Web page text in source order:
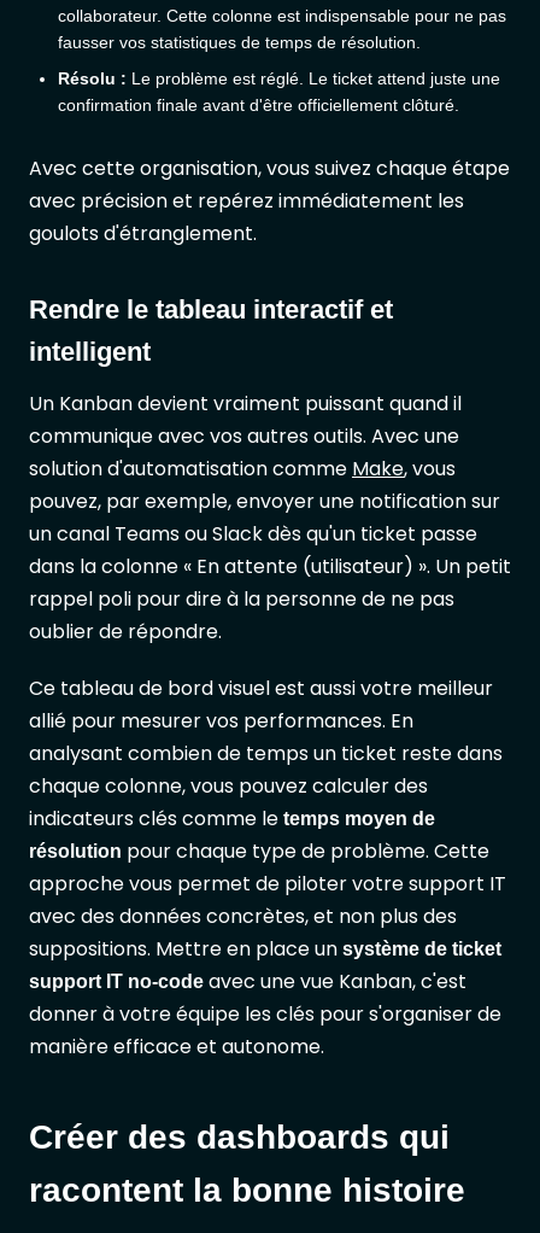
collaborateur. Cette colonne est indispensable pour ne pas
fausser vos statistiques de temps de résolution.
Résolu : Le problème est réglé. Le ticket attend juste une
confirmation finale avant d'être officiellement clôturé.
Avec cette organisation, vous suivez chaque étape
avec précision et repérez immédiatement les
goulots d'étranglement.
Rendre le tableau interactif et
intelligent
Un Kanban devient vraiment puissant quand il
communique avec vos autres outils. Avec une
solution d'automatisation comme Make, vous
pouvez, par exemple, envoyer une notification sur
un canal Teams ou Slack dès qu'un ticket passe
dans la colonne « En attente (utilisateur) ». Un petit
rappel poli pour dire à la personne de ne pas
oublier de répondre.
Ce tableau de bord visuel est aussi votre meilleur
allié pour mesurer vos performances. En
analysant combien de temps un ticket reste dans
chaque colonne, vous pouvez calculer des
indicateurs clés comme le temps moyen de
résolution pour chaque type de problème. Cette
approche vous permet de piloter votre support IT
avec des données concrètes, et non plus des
suppositions. Mettre en place un système de ticket
support IT no-code avec une vue Kanban, c'est
donner à votre équipe les clés pour s'organiser de
manière efficace et autonome.
Créer des dashboards qui
racontent la bonne histoire